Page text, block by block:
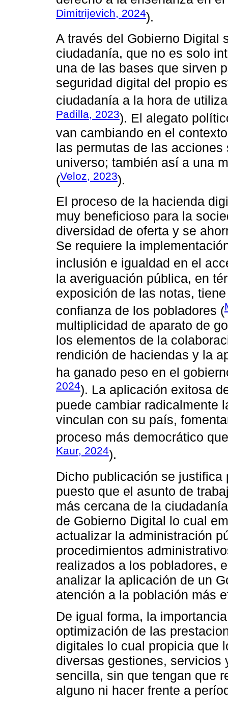
Dimitrijevich, 2024).
A través del Gobierno Digital
ciudadanía, que no es solo
una de las bases que sirven
seguridad digital del propio
ciudadanía a la hora de
Padilla, 2023). El alegato
van cambiando en el
las permutas de las
universo; también así a una
(Veloz, 2023).
El proceso de la hacienda
muy beneficioso para la
diversidad de oferta y se
Se requiere la
inclusión e igualdad en el
la averiguación pública, en
exposición de las notas,
confianza de los pobladores (
multiplicidad de aparato de
los elementos de la
rendición de haciendas y la
ha ganado peso en el
2024). La aplicación exitosa
puede cambiar radicalmente
vinculan con su país,
proceso más democrático
Kaur, 2024).
Dicho publicación se
puesto que el asunto de
más cercana de la
de Gobierno Digital lo cual
actualizar la administración
procedimientos
realizados a los pobladores,
analizar la aplicación de un
atención a la población más
De igual forma, la
optimización de las
digitales lo cual propicia que
diversas gestiones, servicios
sencilla, sin que tengan que
alguno ni hacer frente a